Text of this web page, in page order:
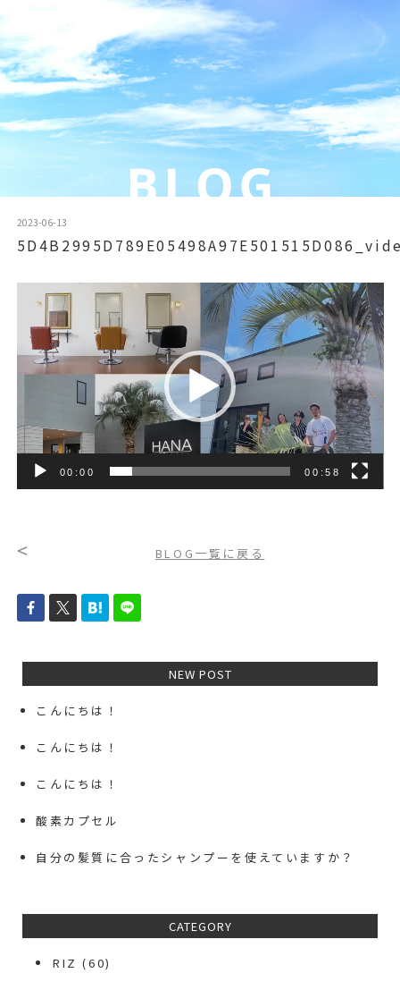
2023-06-13
プ
レ
ー
00:00 00:58
< BLOG一覧に戻る
NEW POST
こんにちは！
こんにちは！
こんにちは！
酸素カプセル
自分の髪質に合ったシャンプーを使えていますか？
CATEGORY
RIZ (60)